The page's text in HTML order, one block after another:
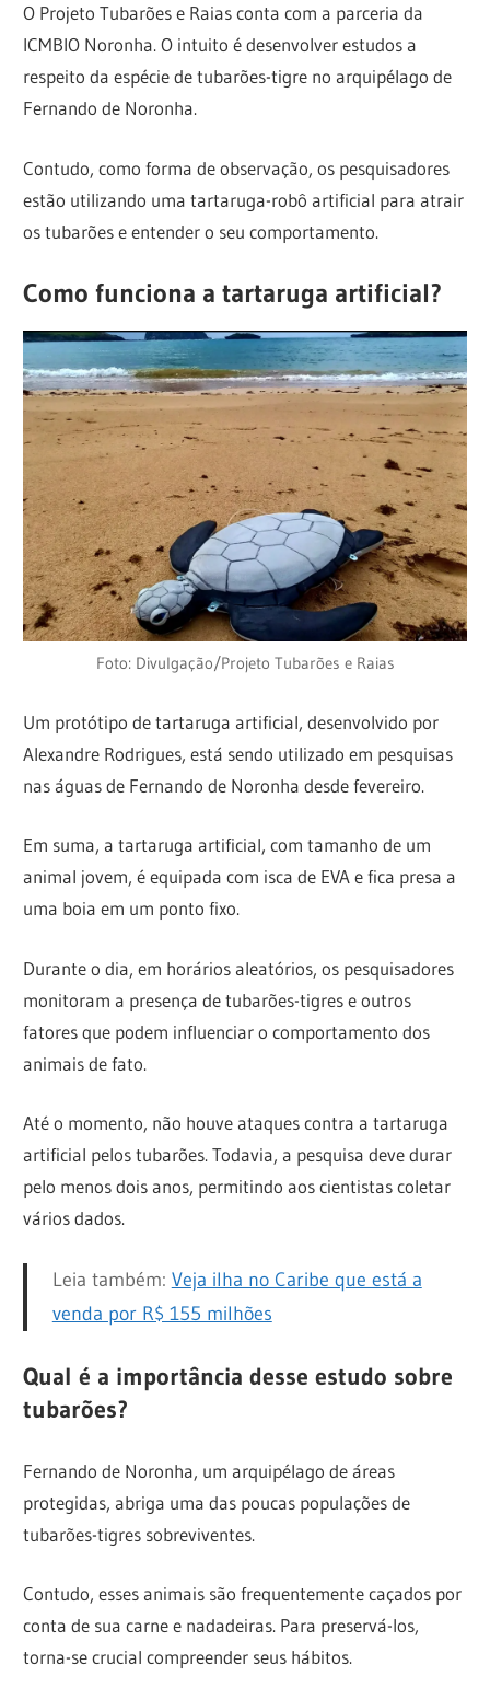
O Projeto Tubarões e Raias conta com a parceria da
ICMBIO Noronha. O intuito é desenvolver estudos a
respeito da espécie de tubarões-tigre no arquipélago de
Fernando de Noronha.
Contudo, como forma de observação, os pesquisadores
estão utilizando uma tartaruga-robô artificial para atrair
os tubarões e entender o seu comportamento.
Como funciona a tartaruga artificial?
Foto: Divulgação/Projeto Tubarões e Raias
Um protótipo de tartaruga artificial, desenvolvido por
Alexandre Rodrigues, está sendo utilizado em pesquisas
nas águas de Fernando de Noronha desde fevereiro.
Em suma, a tartaruga artificial, com tamanho de um
animal jovem, é equipada com isca de EVA e fica presa a
uma boia em um ponto fixo.
Durante o dia, em horários aleatórios, os pesquisadores
monitoram a presença de tubarões-tigres e outros
fatores que podem influenciar o comportamento dos
animais de fato.
Até o momento, não houve ataques contra a tartaruga
artificial pelos tubarões. Todavia, a pesquisa deve durar
pelo menos dois anos, permitindo aos cientistas coletar
vários dados.
Leia também: Veja ilha no Caribe que está a
venda por R$ 155 milhões
Qual é a importância desse estudo sobre
tubarões?
Fernando de Noronha, um arquipélago de áreas
protegidas, abriga uma das poucas populações de
tubarões-tigres sobreviventes.
Contudo, esses animais são frequentemente caçados por
conta de sua carne e nadadeiras. Para preservá-los,
torna-se crucial compreender seus hábitos.